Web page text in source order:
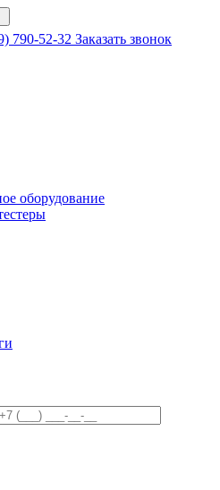
790-52-32 Заказать звонок
оборудование